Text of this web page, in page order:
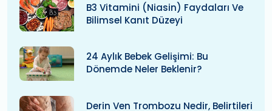
B3 Vitamini (niasin) Faydaları Ve
Bilimsel Kanıt Düzeyi
24 Aylık Bebek Gelişimi: Bu
Dönemde Neler Beklenir?
Derin Ven Trombozu Nedir, Belirtileri